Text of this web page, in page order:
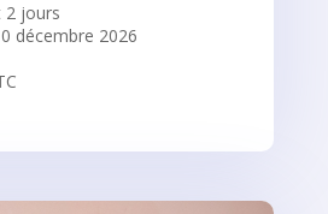
2 jours
décembre 2026